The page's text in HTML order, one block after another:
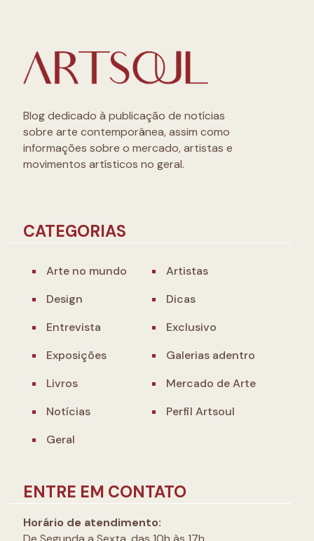
Blog dedicado à publicação de notícias
sobre arte contemporânea, assim como
informações sobre o mercado, artistas e
movimentos artísticos no geral.
CATEGORIAS
Arte no mundo
Artistas
Design
Dicas
Entrevista
Exclusivo
Exposições
Galerias adentro
Livros
Mercado de Arte
Notícias
Perfil Artsoul
Geral
ENTRE EM CONTATO
Horário de atendimento: